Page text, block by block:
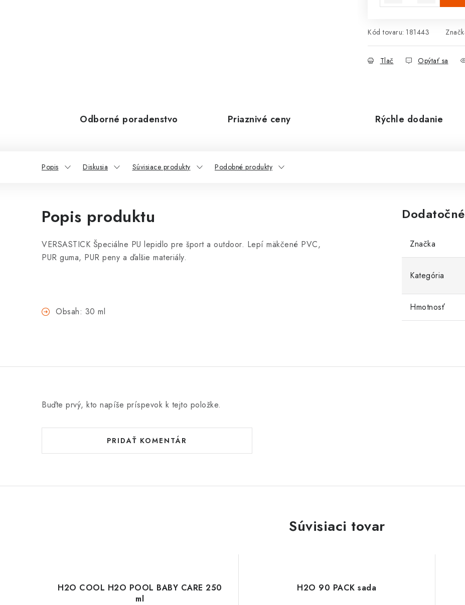
Kód tovaru: 181443
Tlač Opýtať sa
Odborné poradenstvo Priaznivé ceny Rýchle dodanie
Popis Diskusia Súvisiace produkty Podobné produkty
Popis produktu
VERSASTICK Špeciálne PU lepidlo pre šport a outdoor. Lepí mäkčené PVC,
PUR guma, PUR peny a ďalšie materiály.
Obsah: 30 ml
Značka
Kategória
Hmotnosť
Buďte prvý, kto napíše príspevok k tejto položke.
PRIDAŤ KOMENTÁR
Súvisiaci tovar
H2O COOL H2O POOL BABY CARE 250
ml
H2O 90 PACK sada